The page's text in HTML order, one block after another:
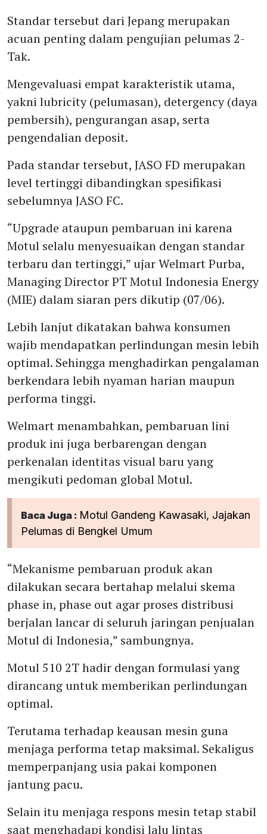
Standar tersebut dari Jepang merupakan
acuan penting dalam pengujian pelumas 2-
Tak.
Mengevaluasi empat karakteristik utama,
yakni lubricity (pelumasan), detergency (daya
pembersih), pengurangan asap, serta
pengendalian deposit.
Pada standar tersebut, JASO FD merupakan
level tertinggi dibandingkan spesifikasi
sebelumnya JASO FC.
“Upgrade ataupun pembaruan ini karena
Motul selalu menyesuaikan dengan standar
terbaru dan tertinggi,” ujar Welmart Purba,
Managing Director PT Motul Indonesia Energy
(MIE) dalam siaran pers dikutip (07/06).
Lebih lanjut dikatakan bahwa konsumen
wajib mendapatkan perlindungan mesin lebih
optimal. Sehingga menghadirkan pengalaman
berkendara lebih nyaman harian maupun
performa tinggi.
Welmart menambahkan, pembaruan lini
produk ini juga berbarengan dengan
perkenalan identitas visual baru yang
mengikuti pedoman global Motul.
Baca Juga : Motul Gandeng Kawasaki, Jajakan
Pelumas di Bengkel Umum
“Mekanisme pembaruan produk akan
dilakukan secara bertahap melalui skema
phase in, phase out agar proses distribusi
berjalan lancar di seluruh jaringan penjualan
Motul di Indonesia,” sambungnya.
Motul 510 2T hadir dengan formulasi yang
dirancang untuk memberikan perlindungan
optimal.
Terutama terhadap keausan mesin guna
menjaga performa tetap maksimal. Sekaligus
memperpanjang usia pakai komponen
jantung pacu.
Selain itu menjaga respons mesin tetap stabil
saat menghadapi kondisi lalu lintas